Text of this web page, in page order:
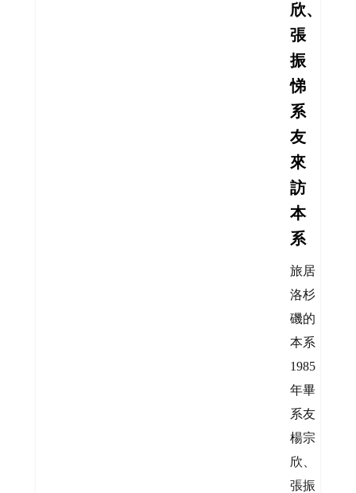
欣、
張
振
悌
系
友
來
訪
本
系
旅居
洛杉
磯的
本系
1985
年畢
系友
楊宗
欣、
張振